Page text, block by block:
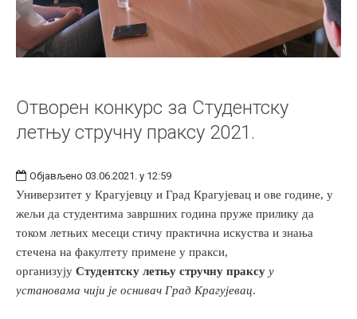
Отворен конкурс за Студентску
летњу стручну праксу 2021.
Објављено 03.06.2021. у 12:59
Универзитет у Крагујевцу и Град Крагујевац и ове године, у
жељи да студентима завршних година пруже прилику да
током летњих месеци стичу практична искуства и знања
стечена на факултету примене у пракси,
организују Студентску летњу стручну праксу у
установама чији је оснивач Град Крагујевац.